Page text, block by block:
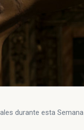
durante esta Semana